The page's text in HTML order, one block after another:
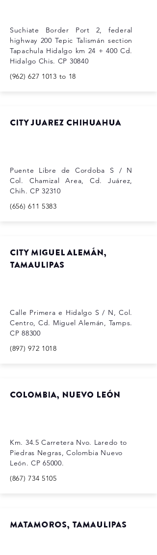
Suchiate Border Port 2, federal
highway 200 Tepic Talismán section
Tapachula Hidalgo km 24 + 400 Cd.
Hidalgo Chis. CP 30840
(962) 627 1013 to 18
City Juarez Chihuahua
Puente Libre de Cordoba S / N
Col. Chamizal Area, Cd. Juárez,
Chih. CP 32310
(656) 611 5383
City MIGUEL ALEMÁN,
TAMAULIPAS
Calle Primera e Hidalgo S / N, Col.
Centro, Cd. Miguel Alemán, Tamps.
CP 88300
(897) 972 1018
COLOMBIA, NUEVO LEÓN
Km. 34.5 Carretera Nvo. Laredo to
Piedras Negras, Colombia Nuevo
León. CP 65000.
(867) 734 5105
Matamoros, Tamaulipas